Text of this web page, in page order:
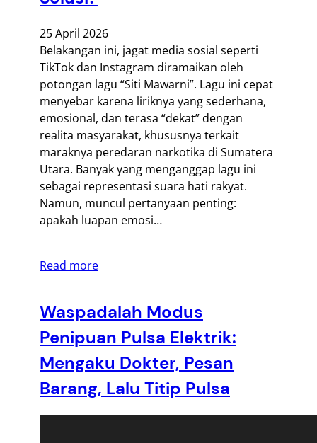
25 April 2026
Belakangan ini, jagat media sosial seperti
TikTok dan Instagram diramaikan oleh
potongan lagu “Siti Mawarni”. Lagu ini cepat
menyebar karena liriknya yang sederhana,
emosional, dan terasa “dekat” dengan
realita masyarakat, khususnya terkait
maraknya peredaran narkotika di Sumatera
Utara. Banyak yang menganggap lagu ini
sebagai representasi suara hati rakyat.
Namun, muncul pertanyaan penting:
apakah luapan emosi…
Read more
Waspadalah Modus
Penipuan Pulsa Elektrik:
Mengaku Dokter, Pesan
Barang, Lalu Titip Pulsa